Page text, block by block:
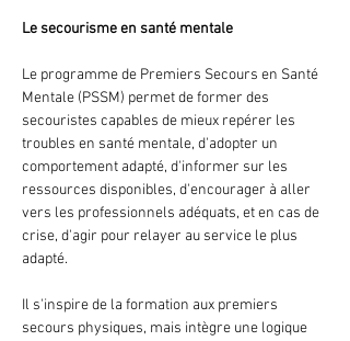
Le secourisme en santé mentale
Le programme de Premiers Secours en Santé
Mentale (PSSM) permet de former des
secouristes capables de mieux repérer les
troubles en santé mentale, d'adopter un
comportement adapté, d'informer sur les
ressources disponibles, d'encourager à aller
vers les professionnels adéquats, et en cas de
crise, d'agir pour relayer au service le plus
adapté.
Il s'inspire de la formation aux premiers
secours physiques, mais intègre une logique